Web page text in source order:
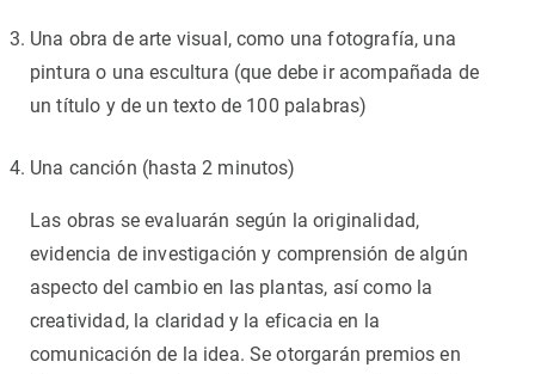
Una obra de arte visual, como una fotografía, una
pintura o una escultura (que debe ir acompañada de
un título y de un texto de 100 palabras)
Una canción (hasta 2 minutos)
Las obras se evaluarán según la originalidad,
evidencia de investigación y comprensión de algún
aspecto del cambio en las plantas, así como la
creatividad, la claridad y la eficacia en la
comunicación de la idea. Se otorgarán premios en